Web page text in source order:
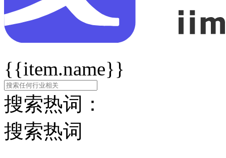
{{item.name}}
搜索热词：
搜索热词